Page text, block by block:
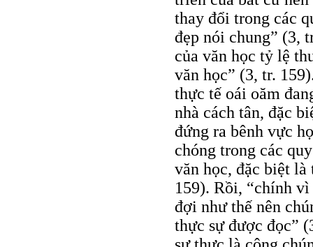
thay đổi trong các
đẹp nói chung” (3,
của văn học tỷ lệ
văn học” (3, tr.
thực tế oái oăm
nhà cách tân, đặc
đứng ra bênh vực
chóng trong các
văn học, đặc biệt
159). Rồi, “chính
đợi như thế nên
thực sự được đọc”